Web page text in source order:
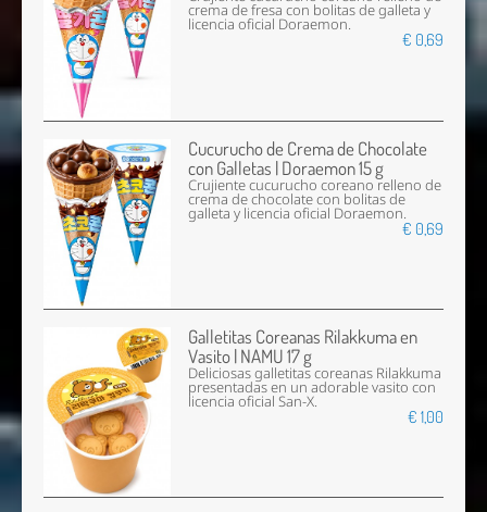
crema de fresa con bolitas de galleta y
licencia oficial Doraemon.
€ 0,69
Cucurucho de Crema de Chocolate
con Galletas | Doraemon 15 g
Crujiente cucurucho coreano relleno de
crema de chocolate con bolitas de
galleta y licencia oficial Doraemon.
€ 0,69
Galletitas Coreanas Rilakkuma en
Vasito | NAMU 17 g
Deliciosas galletitas coreanas Rilakkuma
presentadas en un adorable vasito con
licencia oficial San-X.
€ 1,00